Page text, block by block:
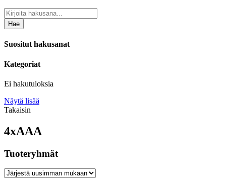
Hae
Suositut hakusanat
Kategoriat
Ei hakutuloksia
Näytä lisää
Takaisin
4xAAA
Tuoteryhmät